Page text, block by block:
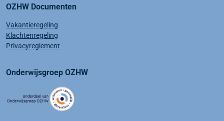
OZHW Documenten
Vakantieregeling
Klachtenregeling
Privacyreglement
Onderwijsgroep OZHW